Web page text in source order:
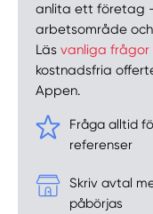
anlita ett företag
arbetsområde
Läsvanliga frågor
kostnadsfria
Appen.
Fråga alltid
referenser
Skriv avtal
påbörjas